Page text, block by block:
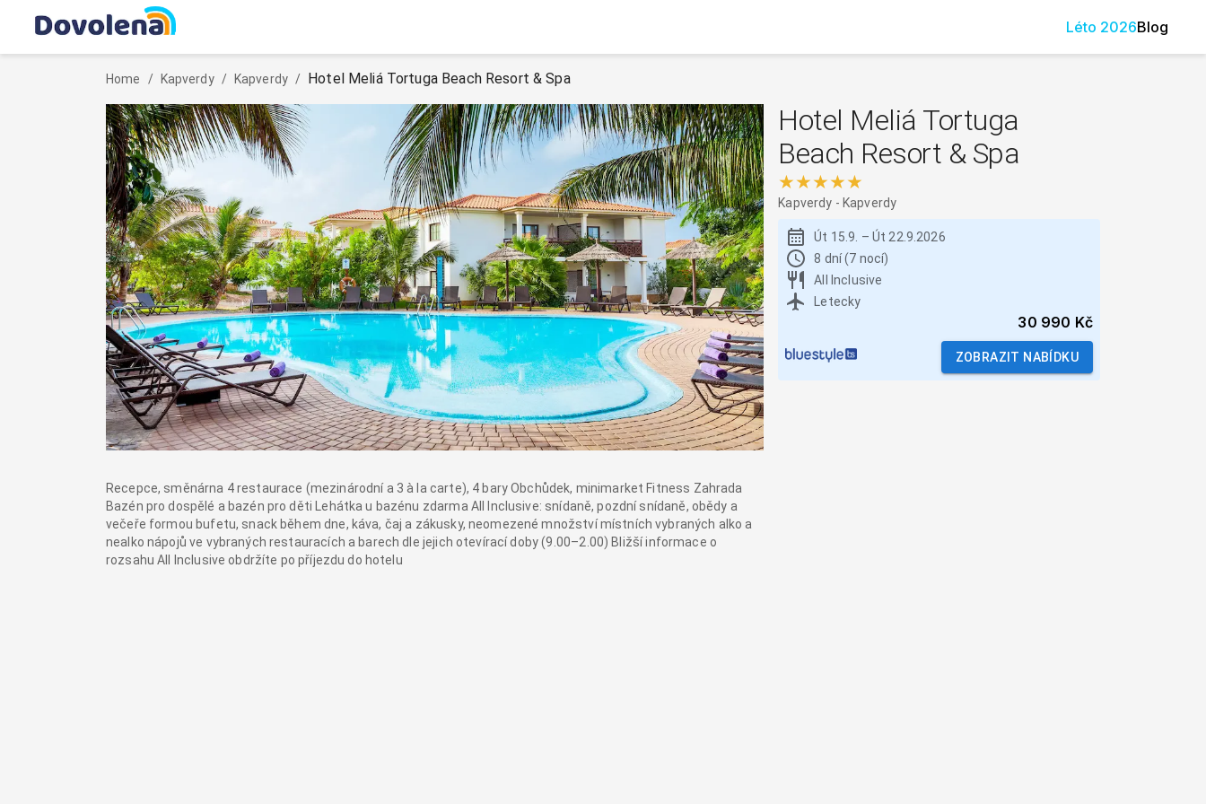
Léto 2026Blog
Home / Kapverdy / Kapverdy / Hotel Meliá Tortuga Beach Resort & Spa
Recepce, směnárna 4 restaurace (mezinárodní a 3 à la carte), 4 bary Obchůdek, minimarket Fitness Zahrada
Bazén pro dospělé a bazén pro děti Lehátka u bazénu zdarma All Inclusive: snídaně, pozdní snídaně, obědy a
večeře formou bufetu, snack během dne, káva, čaj a zákusky, neomezené množství místních vybraných alko a
nealko nápojů ve vybraných restauracích a barech dle jejich otevírací doby (9.00⁠–⁠2.00) Bližší informace o
rozsahu All Inclusive obdržíte po příjezdu do hotelu
Hotel Meliá Tortuga
Beach Resort & Spa
★★★★★
Kapverdy - Kapverdy
Út 15.9. – Út 22.9.2026
8 dní (7 nocí)
All Inclusive
Letecky
30 990 Kč
ZOBRAZIT NABÍDKU